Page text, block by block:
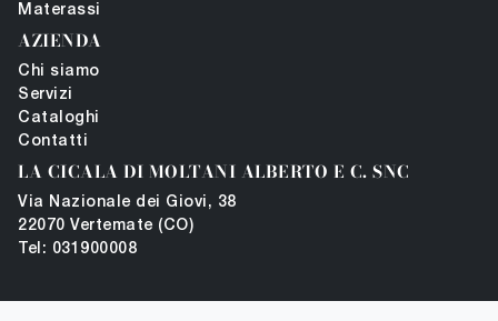
Materassi
AZIENDA
Chi siamo
Servizi
Cataloghi
Contatti
LA CICALA DI MOLTANI ALBERTO E C. SNC
Via Nazionale dei Giovi, 38
22070 Vertemate (CO)
Tel: 031900008